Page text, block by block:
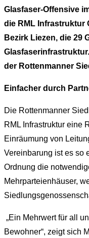
Glasfaser-Offensive
die RML Infrastruktur
Bezirk Liezen, die 29
der Rottenmanner
Einfacher durch
Die Rottenmanner
RML Infrastruktur eine
Einräumung von
Vereinbarung ist es so
Ordnung die
Mehrparteienhäuser,
„Ein Mehrwert für all
Bewohner“, zeigt sich